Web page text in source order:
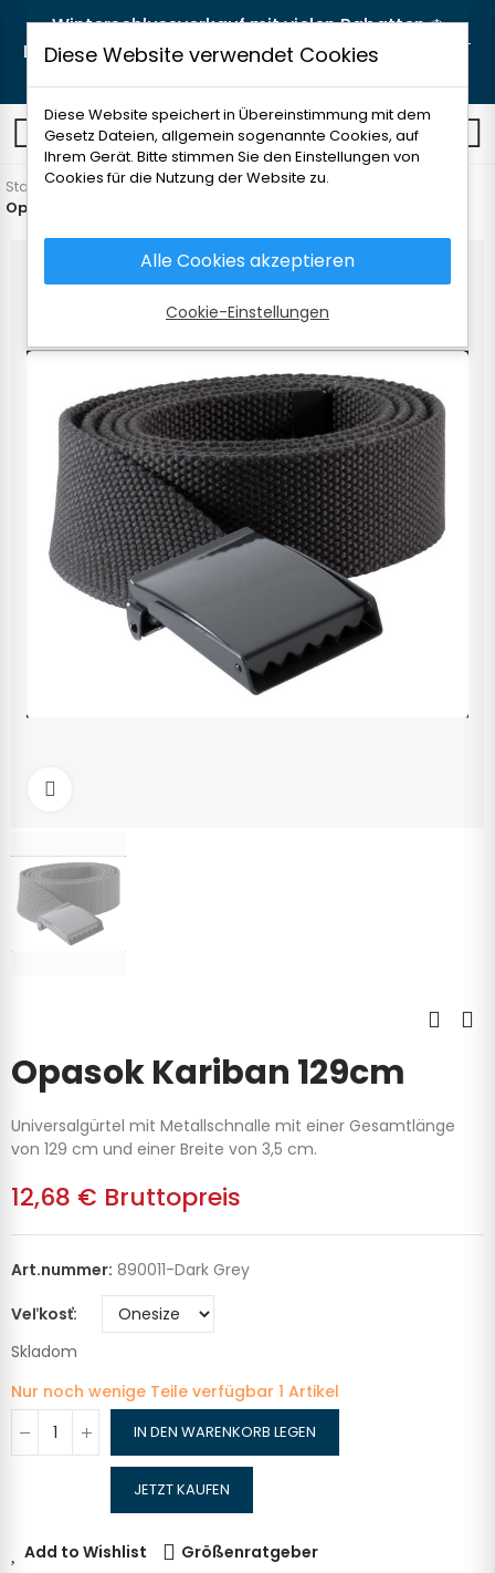
Winterschlussverkauf mit vielen Rabatten ❄️
Lieblingsstücke jetzt zu noch besseren Preisen! 🛒
0
Startseite Männerkleidung Zubehör
Andere
Opasok Kariban 129cm
Opasok Kariban 129cm
Universalgürtel mit Metallschnalle mit einer Gesamtlänge
von 129 cm und einer Breite von 3,5 cm.
12,68 € Bruttopreis
Art.nummer: 890011-Dark Grey
Veľkosť
Skladom
Nur noch wenige Teile verfügbar 1 Artikel
IN DEN WARENKORB LEGEN
JETZT KAUFEN
Add to Wishlist Größenratgeber
Diese Website verwendet Cookies
Diese Website speichert in Übereinstimmung mit dem
Gesetz Dateien, allgemein sogenannte Cookies, auf
Ihrem Gerät. Bitte stimmen Sie den Einstellungen von
Cookies für die Nutzung der Website zu.
Alle Cookies akzeptieren
Cookie-Einstellungen